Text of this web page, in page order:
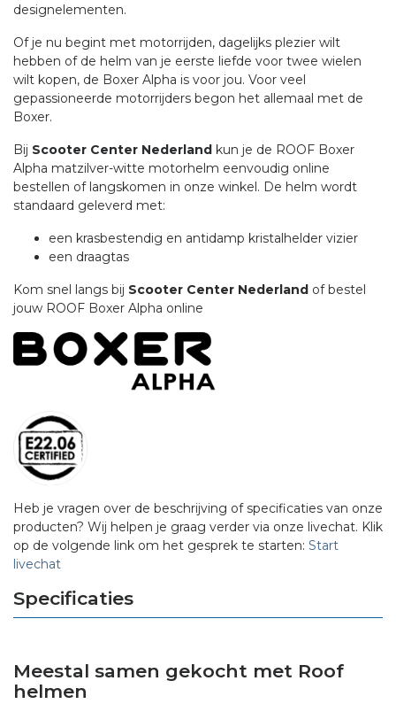
designelementen.
Of je nu begint met motorrijden, dagelijks plezier wilt
hebben of de helm van je eerste liefde voor twee wielen
wilt kopen, de Boxer Alpha is voor jou. Voor veel
gepassioneerde motorrijders begon het allemaal met de
Boxer.
Bij Scooter Center Nederland kun je de ROOF Boxer
Alpha matzilver-witte motorhelm eenvoudig online
bestellen of langskomen in onze winkel. De helm wordt
standaard geleverd met:
een krasbestendig en antidamp kristalhelder vizier
een draagtas
Kom snel langs bij Scooter Center Nederland of bestel
jouw ROOF Boxer Alpha online
Heb je vragen over de beschrijving of specificaties van onze
producten? Wij helpen je graag verder via onze livechat. Klik
op de volgende link om het gesprek te starten: Start
livechat
Specificaties
Meestal samen gekocht met Roof
helmen